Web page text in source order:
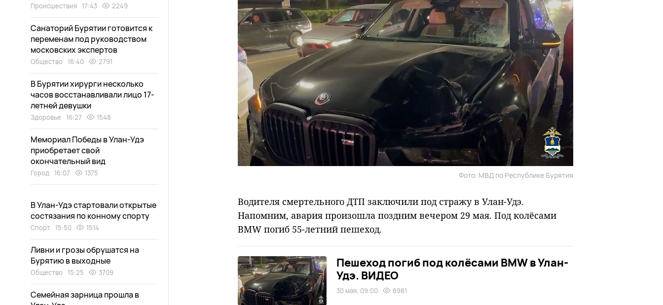
Фото: МВД по Республике Бурятия
Водителя смертельного ДТП заключили под стражу в Улан-Удэ.
Напомним, авария произошла поздним вечером 29 мая. Под колёсами
BMW погиб 55-летний пешеход.
Пешеход погиб под колёсами BMW в Улан-
Удэ. ВИДЕО
30 мая, 09:00 6981
Происшествия 17:43 2249
Санаторий Бурятии готовится к
переменам под руководством
московских экспертов
Общество 16:40 2791
В Бурятии хирурги несколько
часов восстанавливали лицо 17-
летней девушки
Здоровье 16:27 1548
Мемориал Победы в Улан-Удэ
приобретает свой
окончательный вид
Город 16:07 1375
В Улан-Удэ стартовали открытые
состязания по конному спорту
Спорт 15:50 1514
Ливни и грозы обрушатся на
Бурятию в выходные
Общество 15:25 3709
Семейная зарница прошла в